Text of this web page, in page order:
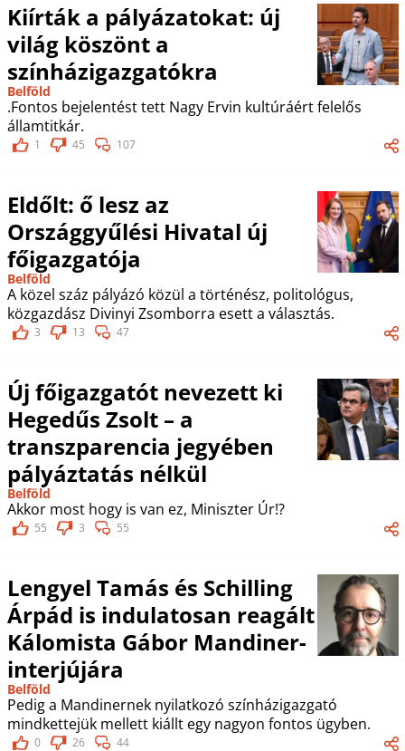
Kiírták a pályázatokat: új
világ köszönt a
színházigazgatókra
Belföld
.Fontos bejelentést tett Nagy Ervin kultúráért felelős
államtitkár.
1 45 107
Eldőlt: ő lesz az
Országgyűlési Hivatal új
főigazgatója
Belföld
A közel száz pályázó közül a történész, politológus,
közgazdász Divinyi Zsomborra esett a választás.
3 13 47
Új főigazgatót nevezett ki
Hegedűs Zsolt – a
transzparencia jegyében
pályáztatás nélkül
Belföld
Akkor most hogy is van ez, Miniszter Úr!?
55 3 55
Lengyel Tamás és Schilling
Árpád is indulatosan reagált
Kálomista Gábor Mandiner-
interjújára
Belföld
Pedig a Mandinernek nyilatkozó színházigazgató
mindkettejük mellett kiállt egy nagyon fontos ügyben.
0 26 44